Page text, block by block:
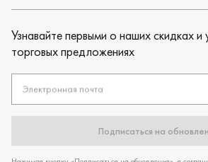
Узнавайте первыми о наших скидках и
торговых предложениях
Электронная почта
Подписаться на